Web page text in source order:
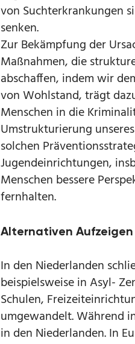
von Suchterkrankungen
senken.
Zur Bekämpfung der
Maßnahmen, die
abschaffen, indem wir
von Wohlstand, trägt
Menschen in die
Umstrukturierung
solchen
Jugendeinrichtungen,
Menschen bessere
fernhalten.
Alternativen Aufzeigen
In den Niederlanden
beispielsweise in Asyl-
Schulen,
umgewandelt. Während
in den Niederlanden. In